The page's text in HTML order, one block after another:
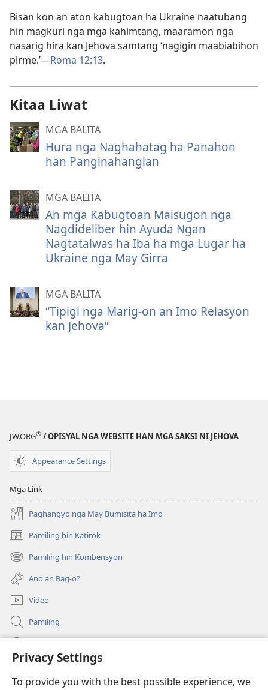
Privacy Settings
To provide you with the best possible experience, we
Bisan kon an aton kabugtoan ha Ukraine naatubang
hin magkuri nga mga kahimtang, maaramon nga
nasarig hira kan Jehova samtang ‘nagigin maabiabihon
pirme.’—Roma 12:13.
Kitaa Liwat
MGA BALITA
Hura nga Naghahatag ha Panahon
han Panginahanglan
MGA BALITA
An mga Kabugtoan Maisugon nga
Nagdideliber hin Ayuda Ngan
Nagtatalwas ha Iba ha mga Lugar ha
Ukraine nga May Girra
MGA BALITA
“Tipigi nga Marig-on an Imo Relasyon
kan Jehova”
JW.ORG® / OPISYAL NGA WEBSITE HAN MGA SAKSI NI JEHOVA
Appearance Settings
Mga Link
Paghangyo nga May Bumisita ha Imo
Pamiling hin Katirok
(opens
new
window)
Pamiling hin Kombensyon
(opens
new
window)
Ano an Bag-o?
Video
Pamiling
(opens